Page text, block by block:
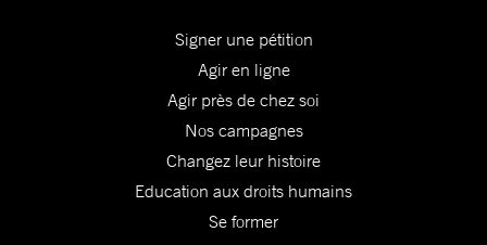
Signer une pétition
Agir en ligne
Agir près de chez soi
Nos campagnes
Changez leur histoire
Education aux droits humains
Se former